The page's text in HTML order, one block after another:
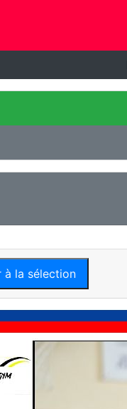
à la sélection